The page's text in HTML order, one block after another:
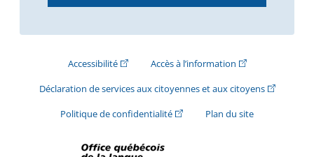
Accessibilité(Cet hyperlien externe s'ouvrira dans une
Accès à l’information(Cet hyperlien
Déclaration de services aux citoyennes et aux citoyens(Cet
Politique de confidentialité(Cet hyperlien externe s'ouvrira
Plan du site